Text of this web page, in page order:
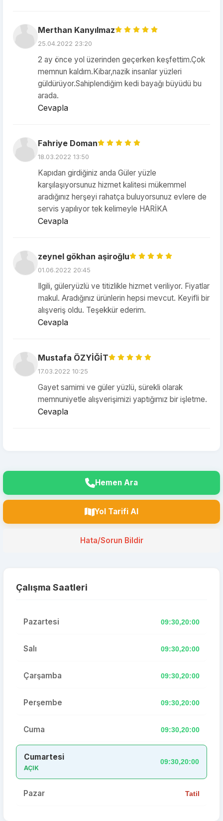
Merthan Kanyılmaz
25.04.2022 23:20
2 ay önce yol üzerinden geçerken keşfettim.Çok
memnun kaldım.Kibar,nazik insanlar yüzleri
güldürüyor.Sahiplendiğim kedi bayağı büyüdü bu
arada.
Cevapla
Fahriye Doman
18.03.2022 13:50
Kapıdan girdiğiniz anda Güler yüzle
karşılaşıyorsunuz hizmet kalitesi mükemmel
aradığınız herşeyi rahatça buluyorsunuz evlere de
servis yapılıyor tek kelimeyle HARİKA
Cevapla
zeynel gökhan aşiroğlu
01.06.2022 20:45
Ilgili, güleryüzlü ve titizlikle hizmet veriliyor. Fiyatlar
makul. Aradığınız ürünlerin hepsi mevcut. Keyifli bir
alışveriş oldu. Teşekkür ederim.
Cevapla
Mustafa ÖZYİĞİT
17.03.2022 10:25
Gayet samimi ve güler yüzlü, sürekli olarak
memnuniyetle alışverişimizi yaptığımız bir işletme.
Cevapla
Hemen Ara
Yol Tarifi Al
Hata/Sorun Bildir
Çalışma Saatleri
Pazartesi 09:30,20:00
Salı 09:30,20:00
Çarşamba 09:30,20:00
Perşembe 09:30,20:00
Cuma 09:30,20:00
Cumartesi
AÇIK
09:30,20:00
Pazar Tatil